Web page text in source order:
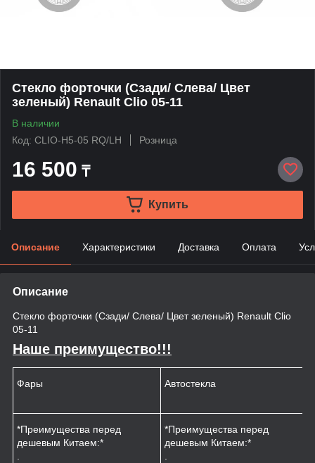
Стекло форточки (Сзади/ Слева/ Цвет
зеленый) Renault Clio 05-11
В наличии
Код: CLIO-H5-05 RQ/LH
Розница
16 500 ₸
Купить
Описание Характеристики Доставка Оплата
Описание
Стекло форточки (Сзади/ Слева/ Цвет зеленый) Renault Clio
05-11
Наше преимущество!!!
Фары Автостекла
*Преимущества перед
дешевым Китаем:*
.
*Преимущества перед
дешевым Китаем:*
.